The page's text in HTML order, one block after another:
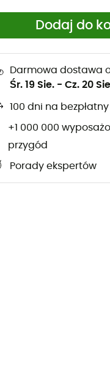
Dodaj do
Darmowa dostawa
Śr. 19 Sie. - Cz. 20
100 dni na
+1 000 000
przygód
Porady ekspertów